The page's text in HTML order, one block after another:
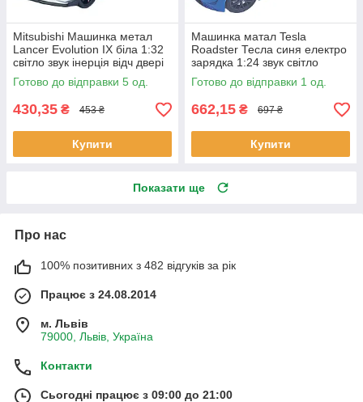
Mitsubishi Машинка метал
Lancer Evolution IX біла 1:32
світло звук інерція відч двері
баг капот 15*5,5*4,5см (TK-
20651)
Готово до відправки 5 од.
430,35 ₴ 453 ₴
Купити
Машинка матал Tesla
Roadster Тесла синя електро
зарядка 1:24 звук світло
17*6,5*4,5см (RS-03612)
Готово до відправки 1 од.
662,15 ₴ 697 ₴
Купити
Показати ще
Про нас
100% позитивних з 482 відгуків за рік
Працює з 24.08.2014
м. Львів
79000, Львів, Україна
Контакти
Сьогодні працює з 09:00 до 21:00